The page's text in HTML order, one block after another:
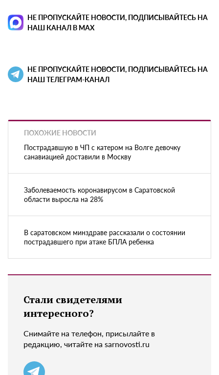
НЕ ПРОПУСКАЙТЕ НОВОСТИ, ПОДПИСЫВАЙТЕСЬ НА
НАШ КАНАЛ В MAX
НЕ ПРОПУСКАЙТЕ НОВОСТИ, ПОДПИСЫВАЙТЕСЬ НА
НАШ ТЕЛЕГРАМ-КАНАЛ
ПОХОЖИЕ НОВОСТИ
Пострадавшую в ЧП с катером на Волге девочку
санавиацией доставили в Москву
Заболеваемость коронавирусом в Саратовской
области выросла на 28%
В саратовском минздраве рассказали о состоянии
пострадавшего при атаке БПЛА ребенка
Стали свидетелями
интересного?
Снимайте на телефон, присылайте в
редакцию, читайте на sarnovosti.ru